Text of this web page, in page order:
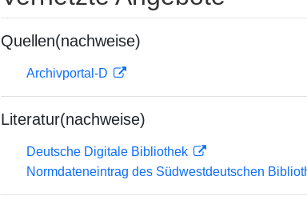
Quellen(nachweise)
Archivportal-D
Literatur(nachweise)
Deutsche Digitale Bibliothek
Normdateneintrag des Südwestdeutschen